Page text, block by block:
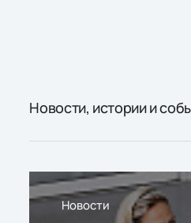
Новости, истории и
Новости